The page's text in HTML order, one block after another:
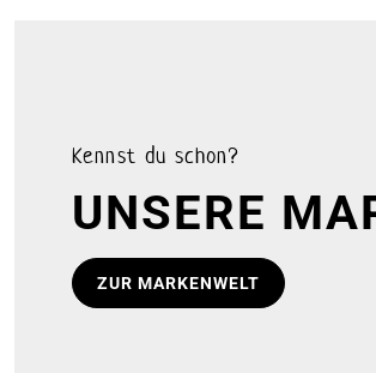
Kennst du schon?
UNSERE
ZUR MARKENWELT